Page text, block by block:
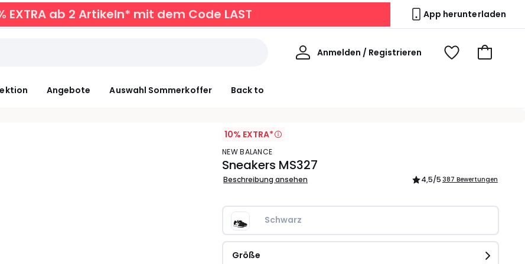
EXTRA ab 2 Artikeln* mit dem Code LAST App herunterladen
Angebote Auswahl Sommerkoffer Back to
Anmelden / Registrieren
Willkommen
Voir
Zum
10% EXTRA*
NEW BALANCE
Sneakers MS327
Beschreibung ansehen 4,5/5 387 Bewertungen
Schwarz
Größe